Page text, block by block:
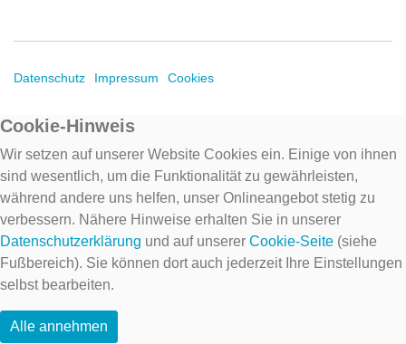
Datenschutz Impressum Cookies
Cookie-Hinweis
Wir setzen auf unserer Website Cookies ein. Einige von ihnen
sind wesentlich, um die Funktionalität zu gewährleisten,
während andere uns helfen, unser Onlineangebot stetig zu
verbessern. Nähere Hinweise erhalten Sie in unserer
Datenschutzerklärung und auf unserer Cookie-Seite (siehe
Fußbereich). Sie können dort auch jederzeit Ihre Einstellungen
selbst bearbeiten.
Alle annehmen